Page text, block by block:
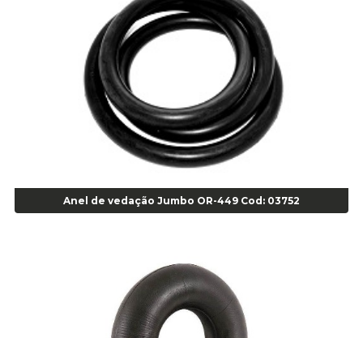
Alicate para Anéis Externos Bico Reto - Gedore A2 - Cod 00894
Alicate para Anéis Externos com Bico Curvo - Gedore A21 - Cod 00895
Alicate para Anéis Internos Bico Curvo - Gedore J21 - Cod 00893
Alicate para Anéis Tipo Trava Câmbio 8134 Gedore - Cod 02008
Alicate para Balanceamento - Cod 03078
Alicate para trava de cambio 398 11" - Corneta - Cod 03113
Alicate Universal - Cod 01718
Alicate Universal 8" Gedore - Cod 00133
Anel Centralizador Fiat 4 pçs - Amarelo - Cod 00517
Anel Centralizador Ford 4pçs - Verde - Cod 00518
Anel Centralizador Peugeot 4pçs - Branco - Cod 01466
Anel Centralizador Renault 4pçs - Marrom - Cod 01467
Anel Centralizador Toyota 4pçs - Preto - Cod 01335
Anel Centralizador VW 4pçs - Laranja - Cod 00520
Anel de vedação Jumbo OR-449 Cod: 03752